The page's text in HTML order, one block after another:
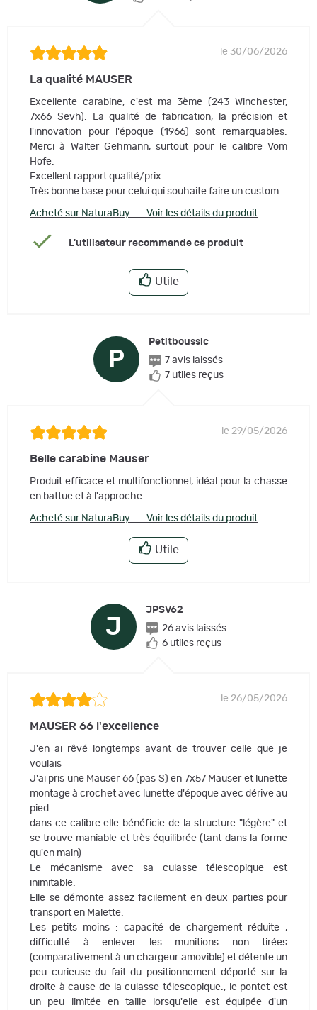
le 30/06/2026
La qualité MAUSER
Excellente carabine, c'est ma 3ème (243 Winchester,
7x66 Sevh). La qualité de fabrication, la précision et
l'innovation pour l'époque (1966) sont remarquables.
Merci à Walter Gehmann, surtout pour le calibre Vom
Hofe.
Excellent rapport qualité/prix.
Très bonne base pour celui qui souhaite faire un custom.
Acheté sur NaturaBuy – Voir les détails du produit
L'utilisateur recommande ce produit
Utile
P
Petitboussic
7 avis laissés
7 utiles reçus
le 29/05/2026
Belle carabine Mauser
Produit efficace et multifonctionnel, idéal pour la chasse
en battue et à l'approche.
Acheté sur NaturaBuy – Voir les détails du produit
Utile
J
JPSV62
26 avis laissés
6 utiles reçus
le 26/05/2026
MAUSER 66 l'excellence
J'en ai rêvé longtemps avant de trouver celle que je
voulais
J'ai pris une Mauser 66 (pas S) en 7x57 Mauser et lunette
montage à crochet avec lunette d'époque avec dérive au
pied
dans ce calibre elle bénéficie de la structure "légère" et
se trouve maniable et très équilibrée (tant dans la forme
qu'en main)
Le mécanisme avec sa culasse télescopique est
inimitable.
Elle se démonte assez facilement en deux parties pour
transport en Malette.
Les petits moins : capacité de chargement réduite ,
difficulté à enlever les munitions non tirées
(comparativement à un chargeur amovible) et détente un
peu curieuse du fait du positionnement déporté sur la
droite à cause de la culasse télescopique., le pontet est
un peu limitée en taille lorsqu'elle est équipée d'un